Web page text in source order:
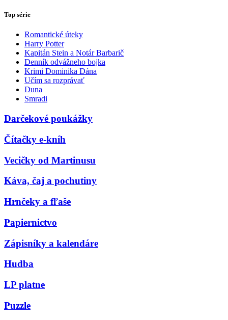
Top série
Romantické úteky
Harry Potter
Kapitán Stein a Notár Barbarič
Denník odvážneho bojka
Krimi Dominika Dána
Učím sa rozprávať
Duna
Smradi
Darčekové poukážky
Čítačky e-kníh
Vecičky od Martinusu
Káva, čaj a pochutiny
Hrnčeky a fľaše
Papiernictvo
Zápisníky a kalendáre
Hudba
LP platne
Puzzle